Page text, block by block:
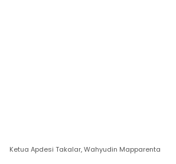
Ketua Apdesi Takalar, Wahyudin Mapparenta